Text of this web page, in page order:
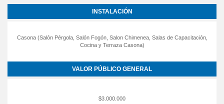
INSTALACIÓN
Casona (Salón Pérgola, Salón Fogón, Salon Chimenea, Salas de Capacitación,
Cocina y Terraza Casona)
VALOR PÚBLICO GENERAL
$3.000.000